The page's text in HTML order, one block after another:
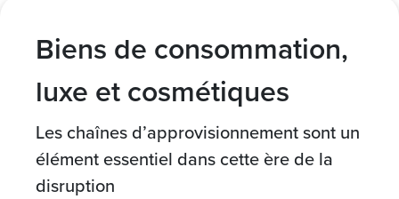
Biens de consommation,
luxe et cosmétiques
Les chaînes d’approvisionnement sont un
élément essentiel dans cette ère de la
disruption